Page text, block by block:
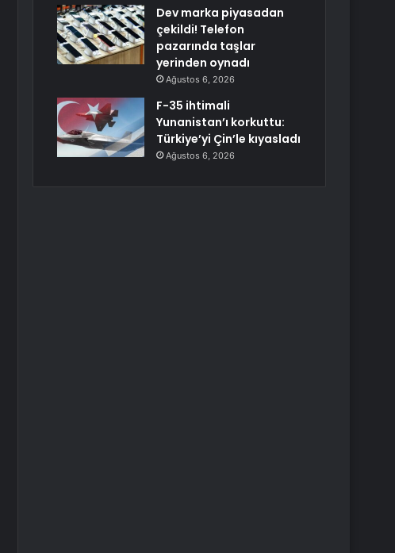
Dev marka piyasadan
çekildi! Telefon
pazarında taşlar
yerinden oynadı
Ağustos 6, 2026
F-35 ihtimali
Yunanistan’ı korkuttu:
Türkiye’yi Çin’le kıyasladı
Ağustos 6, 2026